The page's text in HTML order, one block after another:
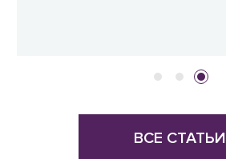
ВСЕ СТАТЬИ